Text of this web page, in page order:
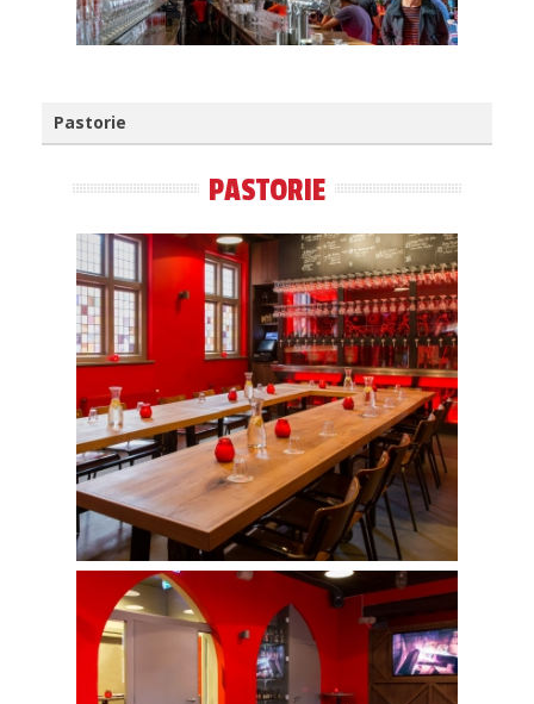
Pastorie
PASTORIE